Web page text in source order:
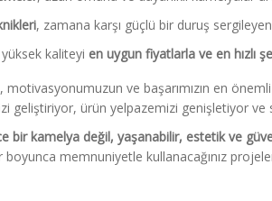
, zamana karşı güçlü bir duruş
yüksek kaliteyi en uygun fiyatlarla ve en hızlı
ve başarımızın en
geliştiriyor, ürün yelpazemizi genişletiyor ve
bir kamelya değil, yaşanabilir, estetik ve
memnuniyetle kullanacağınız